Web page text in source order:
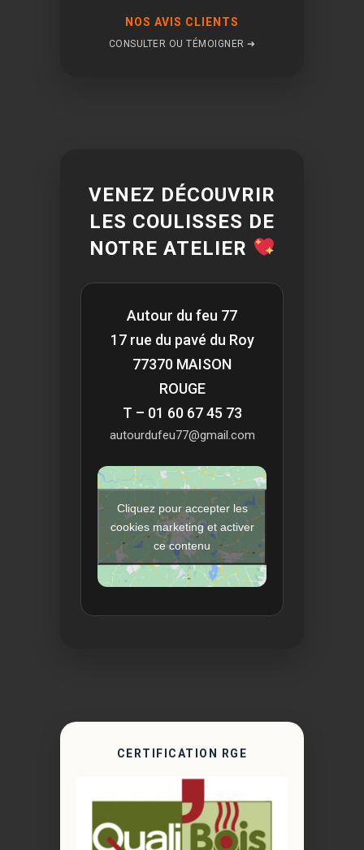
NOS AVIS CLIENTS
CONSULTER OU TÉMOIGNER ➔
VENEZ DÉCOUVRIR
LES COULISSES DE
NOTRE ATELIER
Autour du feu 77
17 rue du pavé du Roy
77370 MAISON
ROUGE
T – 01 60 67 45 73
autourdufeu77@gmail.com
Cliquez pour accepter les
cookies marketing et activer
ce contenu
CERTIFICATION RGE